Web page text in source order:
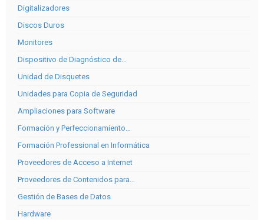
Digitalizadores
Discos Duros
Monitores
Dispositivo de Diagnóstico de…
Unidad de Disquetes
Unidades para Copia de Seguridad
Ampliaciones para Software
Formación y Perfeccionamiento…
Formación Professional en Informática
Proveedores de Acceso a Internet
Proveedores de Contenidos para…
Gestión de Bases de Datos
Hardware